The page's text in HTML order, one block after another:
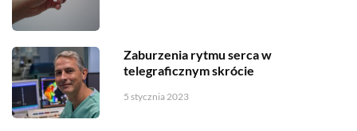
Zaburzenia rytmu serca w
telegraficznym skrócie
5 stycznia 2023